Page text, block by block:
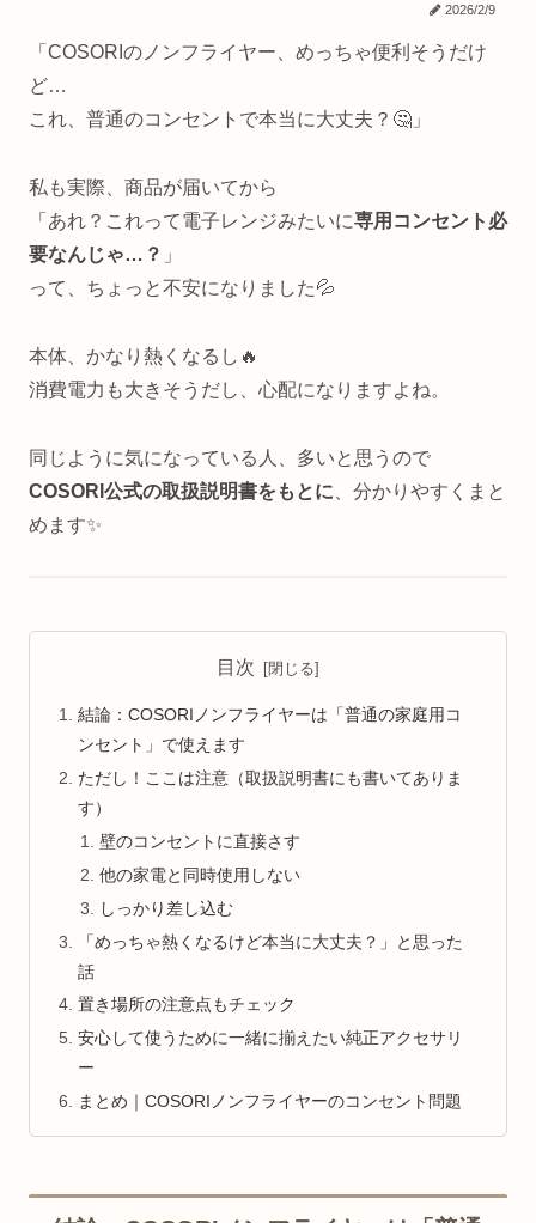
2026/2/9
「COSORIのノンフライヤー、めっちゃ便利そうだけ
ど…
これ、普通のコンセントで本当に大丈夫？🤔」
私も実際、商品が届いてから
「あれ？これって電子レンジみたいに専用コンセント必
要なんじゃ…？ 」
って、ちょっと不安になりました💦
本体、かなり熱くなるし🔥
消費電力も大きそうだし、心配になりますよね。
同じように気になっている人、多いと思うので
COSORI公式の取扱説明書をもとに 、分かりやすくまと
めます✨
目次
結論：COSORIノンフライヤーは「普通の家庭用コ
ンセント」で使えます
ただし！ここは注意（取扱説明書にも書いてありま
す）
壁のコンセントに直接さす
他の家電と同時使用しない
しっかり差し込む
「めっちゃ熱くなるけど本当に大丈夫？」と思った
話
置き場所の注意点もチェック
安心して使うために一緒に揃えたい純正アクセサリ
ー
まとめ｜COSORIノンフライヤーのコンセント問題